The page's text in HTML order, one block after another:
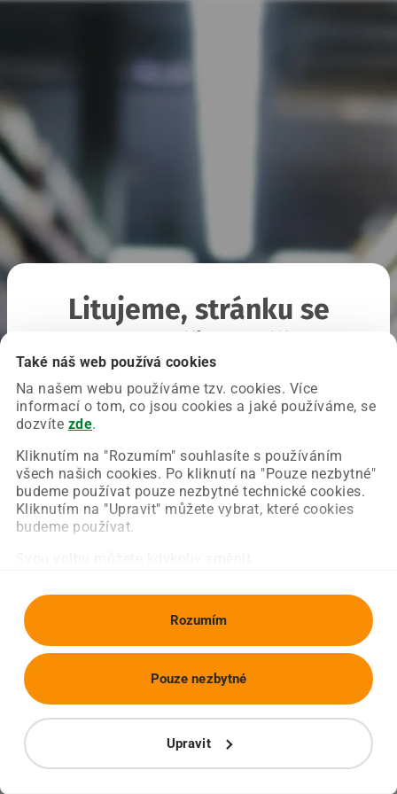
Také náš web používá cookies
Na našem webu používáme tzv. cookies. Více
informací o tom, co jsou cookies a jaké používáme, se
dozvíte zde.
Kliknutím na "Rozumím" souhlasíte s používáním
všech našich cookies. Po kliknutí na "Pouze nezbytné"
budeme používat pouze nezbytné technické cookies.
Kliknutím na "Upravit" můžete vybrat, které cookies
budeme používat.
Rozumím
Upravit
Pouze nezbytné
Litujeme, stránku se
Chyba nastala na naší straně a už ji opravujeme.
Zkuste prosím znovu načíst požadovanou stránku.
Obnovit stránku Úvodní strana